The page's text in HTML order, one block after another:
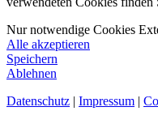
Nur notwendige Cookies
Alle akzeptieren
Speichern
Ablehnen
Datenschutz | Impressum |